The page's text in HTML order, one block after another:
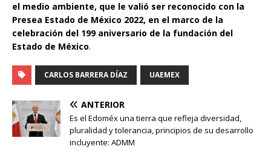
el medio ambiente, que le valió ser reconocido con la
Presea Estado de México 2022, en el marco de la
celebración del 199 aniversario de la fundación del
Estado de México.
CARLOS BARRERA DÍAZ UAEMEX
ANTERIOR
Es el Edoméx una tierra que refleja diversidad,
pluralidad y tolerancia, principios de su desarrollo
incluyente: ADMM